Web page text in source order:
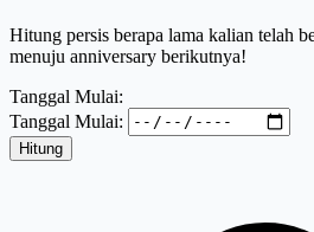
Hitung persis berapa lama kalian telah
menuju anniversary berikutnya!
Tanggal Mulai:
Tanggal Mulai:
Hitung